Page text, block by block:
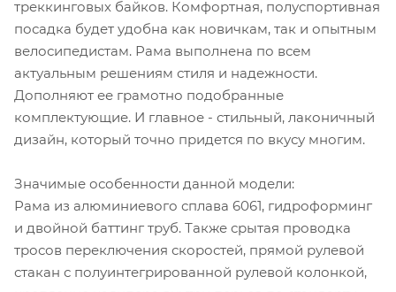
треккинговых байков. Комфортная, полуспортивная
посадка будет удобна как новичкам, так и опытным
велосипедистам. Рама выполнена по всем
актуальным решениям стиля и надежности.
Дополняют ее грамотно подобранные
комплектующие. И главное - стильный, лаконичный
дизайн, который точно придется по вкусу многим.
Значимые особенности данной модели:
Рама из алюминиевого сплава 6061, гидроформинг
и двойной баттинг труб. Также срытая проводка
тросов переключения скоростей, прямой рулевой
стакан с полуинтегрированной рулевой колонкой,